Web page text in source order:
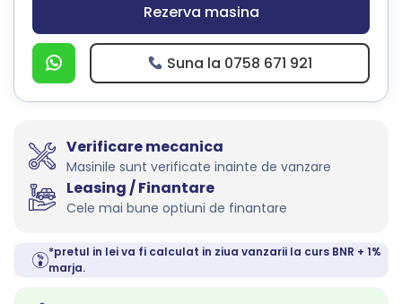
Rezerva masina
Suna la 0758 671 921
Verificare mecanica
Masinile sunt verificate inainte de vanzare
Leasing / Finantare
Cele mai bune optiuni de finantare
*pretul in lei va fi calculat in ziua vanzarii la curs BNR + 1%
marja.